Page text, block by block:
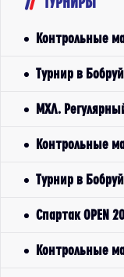
Контрольные
Турнир в
МХЛ.
Контрольные
Турнир в
Спартак OPEN
Контрольные